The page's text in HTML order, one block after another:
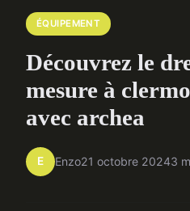
ÉQUIPEMENT
Découvrez le
mesure à
avec archea
E Enzo21 octobre 20243